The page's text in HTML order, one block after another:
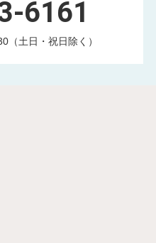
6161
（土日・祝日除く）